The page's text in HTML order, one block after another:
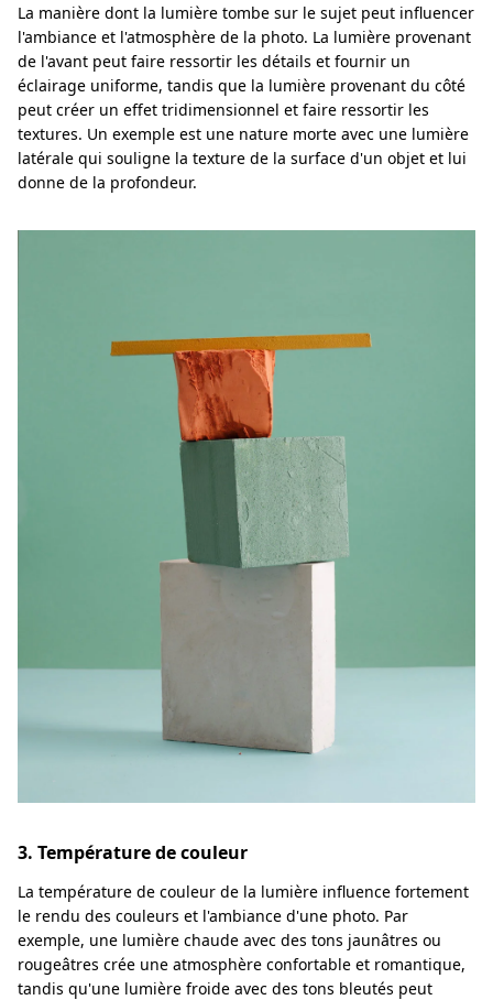
La manière dont la lumière tombe sur le sujet peut influencer
l'ambiance et l'atmosphère de la photo. La lumière provenant
de l'avant peut faire ressortir les détails et fournir un
éclairage uniforme, tandis que la lumière provenant du côté
peut créer un effet tridimensionnel et faire ressortir les
textures. Un exemple est une nature morte avec une lumière
latérale qui souligne la texture de la surface d'un objet et lui
donne de la profondeur.
3. Température de couleur
La température de couleur de la lumière influence fortement
le rendu des couleurs et l'ambiance d'une photo. Par
exemple, une lumière chaude avec des tons jaunâtres ou
rougeâtres crée une atmosphère confortable et romantique,
tandis qu'une lumière froide avec des tons bleutés peut